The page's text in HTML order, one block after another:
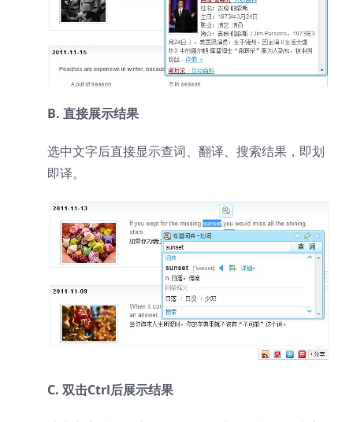
B. 直接展示结果
选中文字后直接显示查词、翻译、搜索结果，即划
即译。
C. 双击Ctrl后展示结果